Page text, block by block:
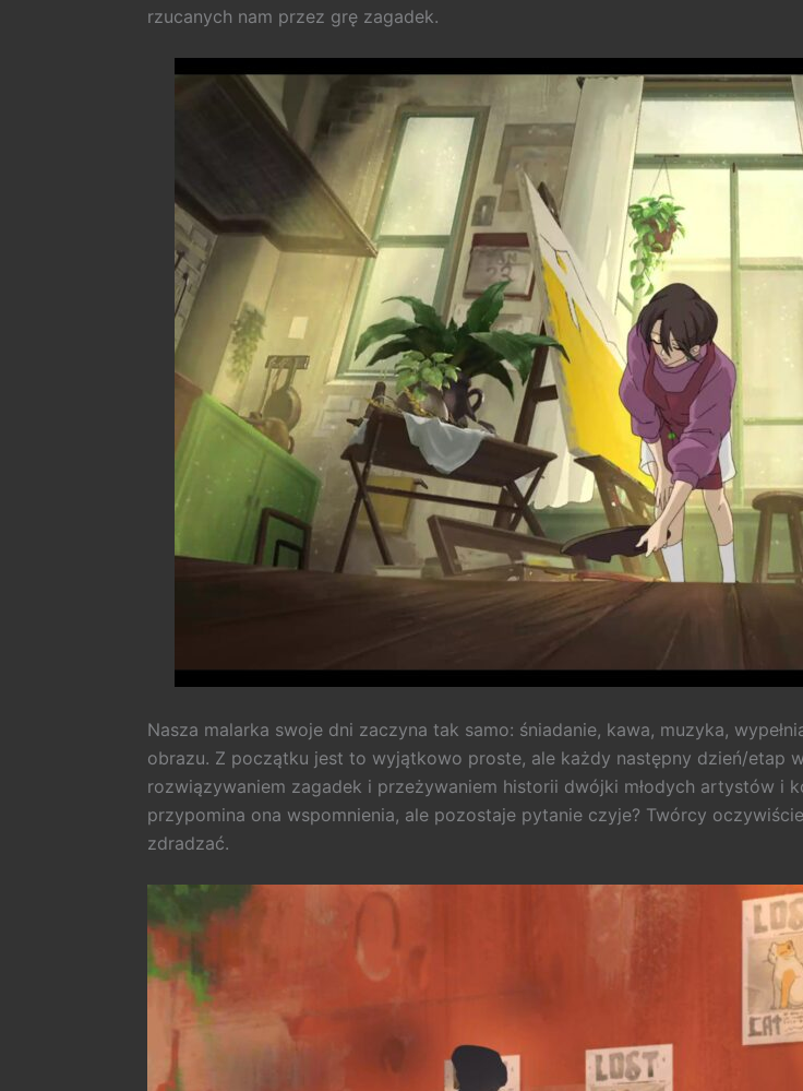
rzucanych nam przez grę zagadek.
Nasza malarka swoje dni zaczyna tak samo: śniadanie, kawa, muzyka,
obrazu. Z początku jest to wyjątkowo proste, ale każdy następny dzień/etap
rozwiązywaniem zagadek i przeżywaniem historii dwójki młodych artystów i
przypomina ona wspomnienia, ale pozostaje pytanie czyje? Twórcy
zdradzać.